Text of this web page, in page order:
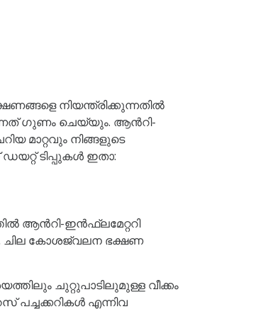
നിയന്ത്രിക്കുന്നതിൽ
ഗുണം ചെയ്യും. ആൻറി-
മാറ്റവും നിങ്ങളുടെ
ടിപ്പുകൾ ഇതാ:
ആൻറി-ഇൻഫ്ലമേറ്ററി
ചില കോശജ്വലന ഭക്ഷണ
ചുറ്റുപാടിലുമുള്ള വീക്കം
എന്നിവ